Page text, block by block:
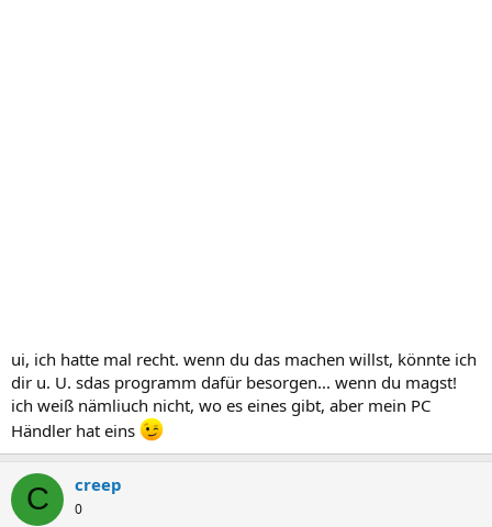
ui, ich hatte mal recht. wenn du das machen willst, könnte ich
dir u. U. sdas programm dafür besorgen... wenn du magst!
ich weiß nämliuch nicht, wo es eines gibt, aber mein PC
Händler hat eins
C creep
0